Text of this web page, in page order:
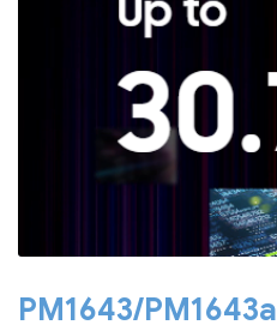
PM1643/PM1643a